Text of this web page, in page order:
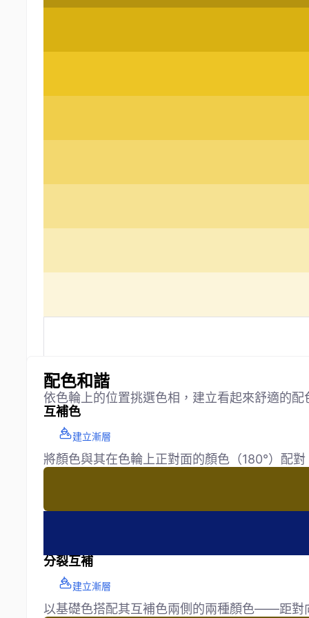
配色和諧
依色輪上的位置挑選色相，建立看起來舒適的配
互補色
建立漸層
將顏色與其在色輪上正對面的顏色（180°）配
分裂互補
建立漸層
以基礎色搭配其互補色兩側的兩種顏色——距對